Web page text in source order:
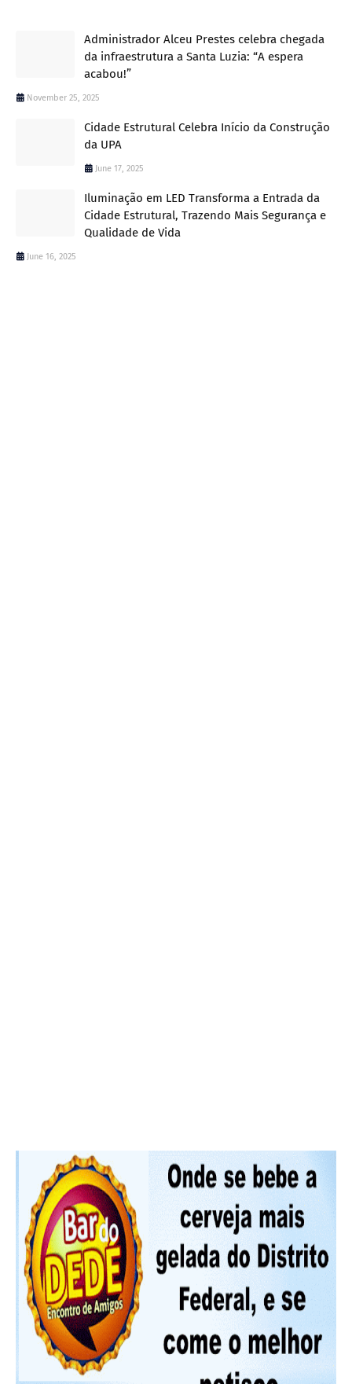
Administrador Alceu Prestes celebra chegada
da infraestrutura a Santa Luzia: “A espera
acabou!”
November 25, 2025
Cidade Estrutural Celebra Início da Construção
da UPA
June 17, 2025
Iluminação em LED Transforma a Entrada da
Cidade Estrutural, Trazendo Mais Segurança e
Qualidade de Vida
June 16, 2025